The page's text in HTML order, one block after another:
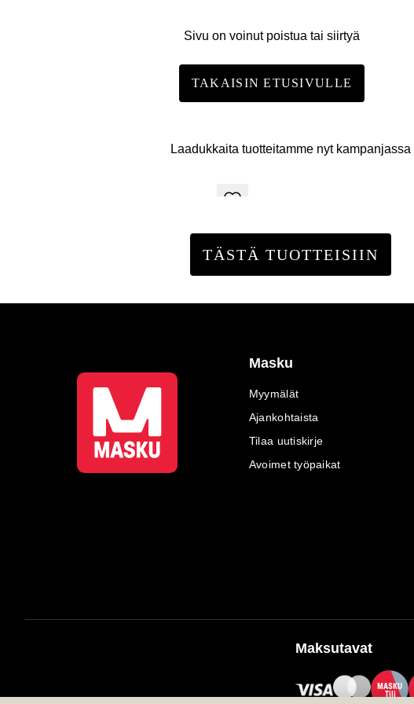
Sivu on voinut poistua tai siirtyä
TAKAISIN ETUSIVULLE
Laadukkaita tuotteitamme nyt kampanjassa
TÄSTÄ TUOTTEISIIN
Masku
Myymälät
Ajankohtaista
Tilaa uutiskirje
Avoimet työpaikat
Maksutavat
MASKU
Tili